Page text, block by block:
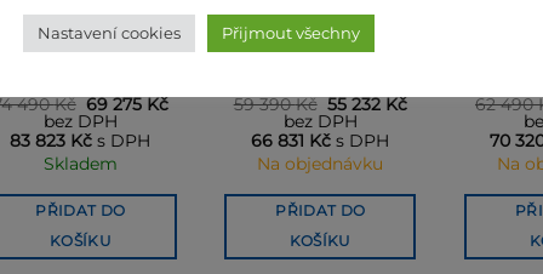
BATTIPAV, DIAMANTOVÉ PILY, RUČNÍ ŘEZAČKY OBKLADŮ A DLAŽEB
BATTIPAV portálová
490Kč Původní
cena
byla:
74 490 Kč.
69 275 KčAktuální
bez DPH
83 823 Kč s DPH
Skladem
PŘIDAT DO
KOŠÍKU
BATTIPAV bloková pila
59 390Kč Původní
cena
byla:
59 390 Kč.
55 232 KčAktuální
bez DPH
66 831 Kč s DPH
Na objednávku
PŘIDAT DO
KOŠÍKU
pila
62 490
70
Na
Nastavení cookies Přijmout všechny